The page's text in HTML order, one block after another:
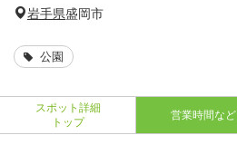
岩手県盛岡市
公園
スポット詳細
トップ
営業時間など